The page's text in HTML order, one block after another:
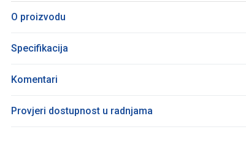
O proizvodu
Specifikacija
Komentari
Provjeri dostupnost u radnjama